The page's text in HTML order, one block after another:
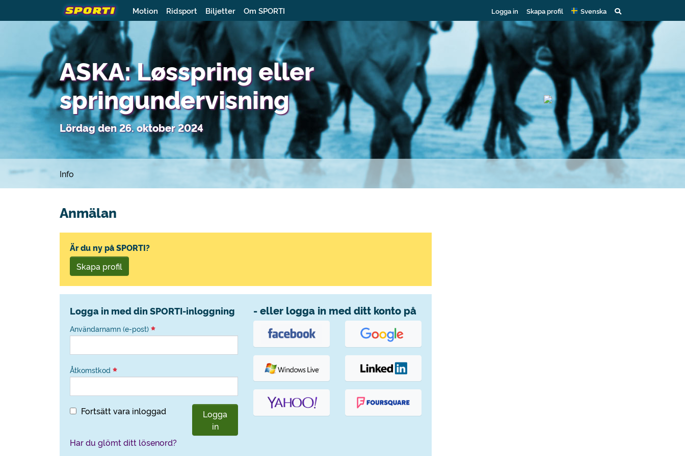
Motion Ridsport Biljetter Om SPORTI Logga in Skapa profil Svenska
ASKA: Løsspring eller
springundervisning
Lördag den 26. oktober 2024
Info
Anmälan
Är du ny på SPORTI?
Skapa profil
Logga in med din SPORTI-inloggning
Användarnamn (e-post)
Åtkomstkod
Fortsätt vara inloggad
Logga
in
Har du glömt ditt lösenord?
- eller logga in med ditt konto på